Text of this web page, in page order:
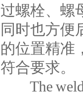
过螺栓、螺
同时也方便
的位置精准
符合要求。
The